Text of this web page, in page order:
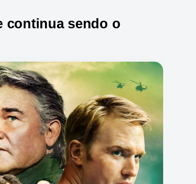
continua sendo o